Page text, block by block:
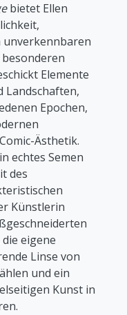
bietet Ellen
Elemente
Landschaften,
Epochen,
Ästhetik.
echtes Semen
des
Künstlerin
eigene
Linse von
und ein
Kunst in